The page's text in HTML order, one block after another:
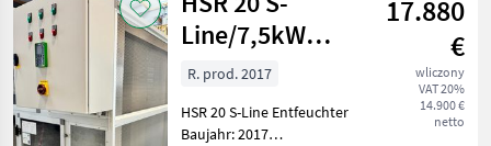
ogrodowe /
HSR
Line/7,5kW
Entfeuchter
17.880
€
wliczony
VAT 20%
14.900 €
netto
R. prod. 2017
HSR 20 S-Line Entfeuchter
Baujahr: 2017